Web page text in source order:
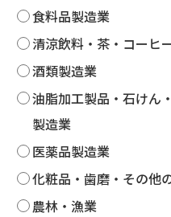
食料品製造業
清涼飲料・茶・コーヒ
酒類製造業
油脂加工製品・石けん
製造業
医薬品製造業
化粧品・歯磨・その他
農林・漁業